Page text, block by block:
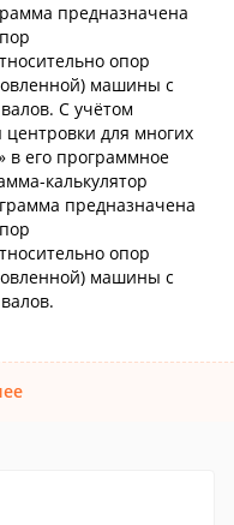
предназначена
опор
машины с
С учётом
для многих
в его программное
калькулятор
предназначена
опор
машины с